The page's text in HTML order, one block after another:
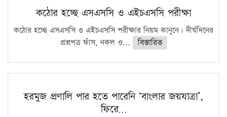
কঠোর হচ্ছে এসএসসি ও এইচএসসি পরীক্ষা
কঠোর হচ্ছে এসএসসি ও এইচএসসি পরীক্ষার নিয়ম কানুনে। দীর্ঘদিনের
প্রশ্নপত্র ফাঁস, নকল ও...
বিস্তারিত
হরমুজ প্রণালি পার হতে পারেনি ‘বাংলার জয়যাত্রা’,
ফিরে…